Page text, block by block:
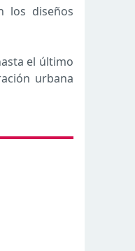
los diseños
el último
urbana